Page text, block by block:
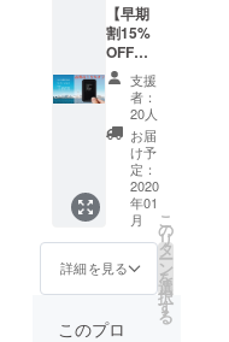
【早期
割15%
OFF】
Tern
本体 1
台 ※
送料込
26,700
円の
15%OF
支援
者：
20人
お届
け予
定：
2020
年01
月
詳細を見る
こ
の
リ
タ
ー
ン
を
選
択
す
る
このプロ